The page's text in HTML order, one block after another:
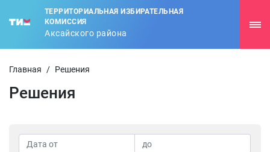
ТЕРРИТОРИАЛЬНАЯ ИЗБИРАТЕЛЬНАЯ
КОМИССИЯ
Аксайского района
Главная / Решения
Решения